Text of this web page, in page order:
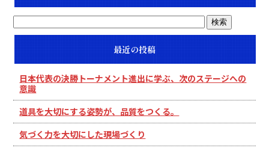
最近の投稿
日本代表の決勝トーナメント進出に学ぶ、次のステージへの
意識
道具を大切にする姿勢が、品質をつくる。
気づく力を大切にした現場づくり